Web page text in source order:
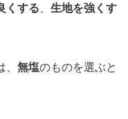
くする
生地を強くす
無塩のものを選ぶと